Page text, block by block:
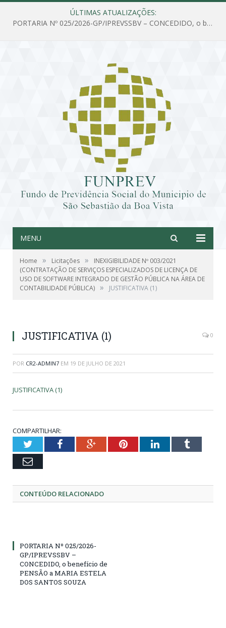
ÚLTIMAS ATUALIZAÇÕES:
PORTARIA Nº 025/2026-GP/IPREVSSBV – CONCEDIDO, o benefício de PENSÃO a MARIA ESTELA DOS SANTOS SOUZA
MENU
Home » Licitações »
INEXIGIBILIDADE Nº 003/2021
(CONTRATAÇÃO DE SERVIÇOS ESPECIALIZADOS DE LICENÇA DE
USO DE SOFTWARE INTEGRADO DE GESTÃO PÚBLICA NA ÁREA DE
CONTABILIDADE PÚBLICA) » JUSTIFICATIVA (1)
JUSTIFICATIVA (1) 0
POR CR2-ADMIN7 EM 19 DE JULHO DE 2021
JUSTIFICATIVA (1)
COMPARTILHAR:
TwitterFacebookGoogle+PinterestLinkedInTumblr
Email
CONTEÚDO RELACIONADO
PORTARIA Nº 025/2026-
GP/IPREVSSBV –
CONCEDIDO, o benefício de
PENSÃO a MARIA ESTELA
DOS SANTOS SOUZA